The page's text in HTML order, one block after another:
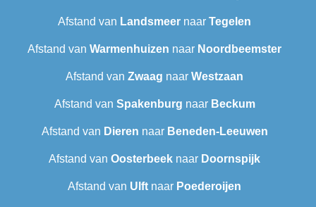
Afstand van Landsmeer naar Tegelen
Afstand van Warmenhuizen naar Noordbeemster
Afstand van Zwaag naar Westzaan
Afstand van Spakenburg naar Beckum
Afstand van Dieren naar Beneden-Leeuwen
Afstand van Oosterbeek naar Doornspijk
Afstand van Ulft naar Poederoijen